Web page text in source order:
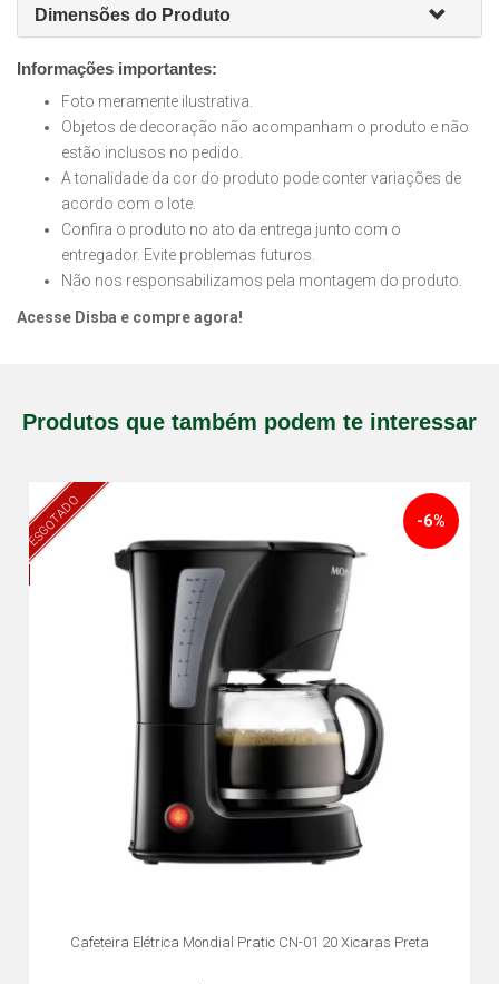
Dimensões do Produto
Informações importantes:
Foto meramente ilustrativa.
Objetos de decoração não acompanham o produto e não
estão inclusos no pedido.
A tonalidade da cor do produto pode conter variações de
acordo com o lote.
Confira o produto no ato da entrega junto com o
entregador. Evite problemas futuros.
Não nos responsabilizamos pela montagem do produto.
Acesse Disba e compre agora!
Produtos que também podem te interessar
ESGOTADO
Cafeteira Elétrica Mondial Pratic CN-01 20 Xicaras Preta
-6%